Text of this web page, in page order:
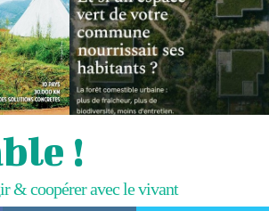
!
& coopérer avec le vivant